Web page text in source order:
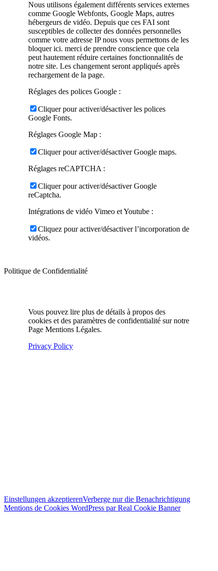
Nous utilisons également différents services externes
comme Google Webfonts, Google Maps, autres
hébergeurs de vidéo. Depuis que ces FAI sont
susceptibles de collecter des données personnelles
comme votre adresse IP nous vous permettons de les
bloquer ici. merci de prendre conscience que cela
peut hautement réduire certaines fonctionnalités de
notre site. Les changement seront appliqués après
rechargement de la page.
Réglages des polices Google :
Cliquer pour activer/désactiver les polices
Google Fonts.
Réglages Google Map :
Cliquer pour activer/désactiver Google maps.
Réglages reCAPTCHA :
Cliquer pour activer/désactiver Google
reCaptcha.
Intégrations de vidéo Vimeo et Youtube :
Cliquez pour activer/désactiver l’incorporation de
vidéos.
Politique de Confidentialité
Vous pouvez lire plus de détails à propos des
cookies et des paramètres de confidentialité sur notre
Page Mentions Légales.
Privacy Policy
Einstellungen akzeptierenVerberge nur die Benachrichtigung
Mentions de Cookies WordPress par Real Cookie Banner